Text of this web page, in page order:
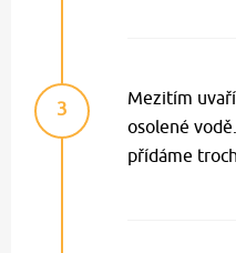
3
Mezitím
osolené
přídáme